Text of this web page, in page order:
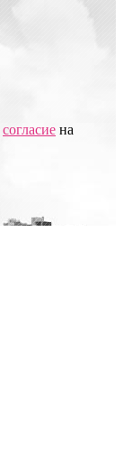
согласие на